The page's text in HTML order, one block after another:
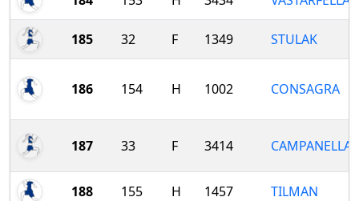
185 32 F 1349 STULAK
186 154 H 1002 CONSAGRA
187 33 F 3414 CAMPANELLA
188 155 H 1457 TILMAN